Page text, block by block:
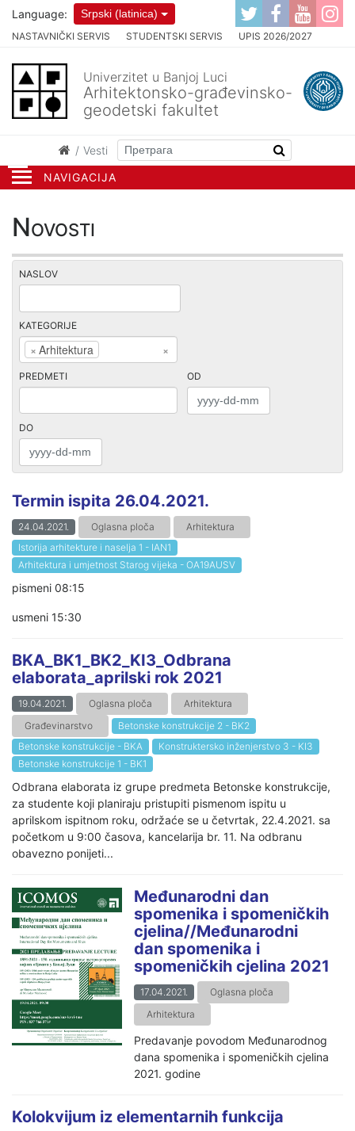
NAVIGACIJA
NASTAVNIČKI SERVIS STUDENTSKI SERVIS UPIS 2026/2027
Language: Srpski (latinica)
Univerzitet u Banjoj Luci
Arhitektonsko-građevinsko-
geodetski fakultet
Vesti
Novosti
NASLOV
KATEGORIJE
×
× Arhitektura
PREDMETI OD
DO
Termin ispita 26.04.2021.
24.04.2021. Oglasna ploča
Arhitektura
Istorija arhitekture i naselja 1 - IAN1
Arhitektura i umjetnost Starog vijeka - OA19AUSV
pismeni 08:15
usmeni 15:30
BKA_BK1_BK2_KI3_Odbrana
elaborata_aprilski rok 2021
19.04.2021. Oglasna ploča
Arhitektura
Građevinarstvo
Betonske konstrukcije 2 - BK2
Betonske konstrukcije - BKA
Konstruktersko inženjerstvo 3 - KI3
Betonske konstrukcije 1 - BK1
Odbrana elaborata iz grupe predmeta Betonske konstrukcije,
za studente koji planiraju pristupiti pismenom ispitu u
aprilskom ispitnom roku, održaće se u četvrtak, 22.4.2021. sa
početkom u 9:00 časova, kancelarija br. 11. Na odbranu
obavezno ponijeti...
Međunarodni dan
spomenika i spomeničkih
cjelina//Međunarodni
dan spomenika i
spomeničkih cjelina 2021
17.04.2021.
Oglasna ploča
Arhitektura
Predavanje povodom Međunarodnog
dana spomenika i spomeničkih cjelina
2021. godine
Kolokvijum iz elementarnih funkcija